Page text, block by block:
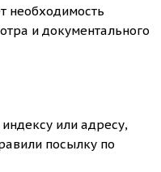
необходимость
и документального
или адресу,
посылку по